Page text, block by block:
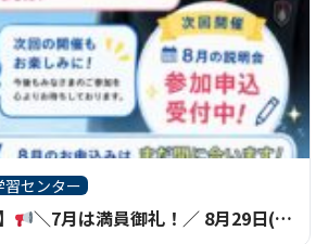
習センター
＼7月は満員御礼！／ 8月29日(土)学校説明会の申込受付中